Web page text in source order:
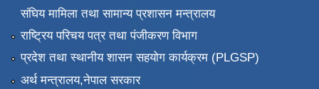
संघिय मामिला तथा सामान्य प्रशासन मन्त्रालय
राष्ट्रिय परिचय पत्र तथा पंजीकरण विभाग
प्रदेश तथा स्थानीय शासन सहयोग कार्यक्रम (PLGSP)
अर्थ मन्त्रालय,नेपाल सरकार